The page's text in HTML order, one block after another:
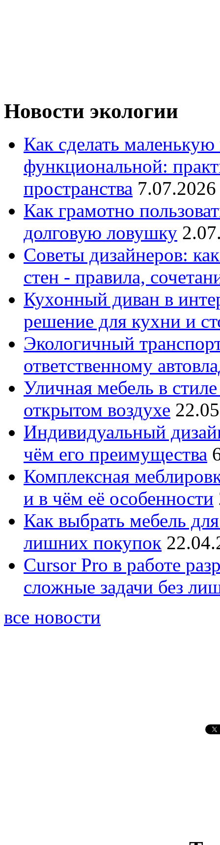
Новости экологии
Как сделать
функциональной:
пространства
Как грамотно
долговую ловушку
Советы дизайнеров:
стен - правила,
Кухонный диван в
решение для кухни и
Экологичный
ответственному
Уличная мебель в
открытом воздухе
Индивидуальный
чём его преимущества
Комплексная
и в чём её особенности
Как выбрать мебель
лишних покупок
Cursor Pro в работе
сложные задачи без
все новости